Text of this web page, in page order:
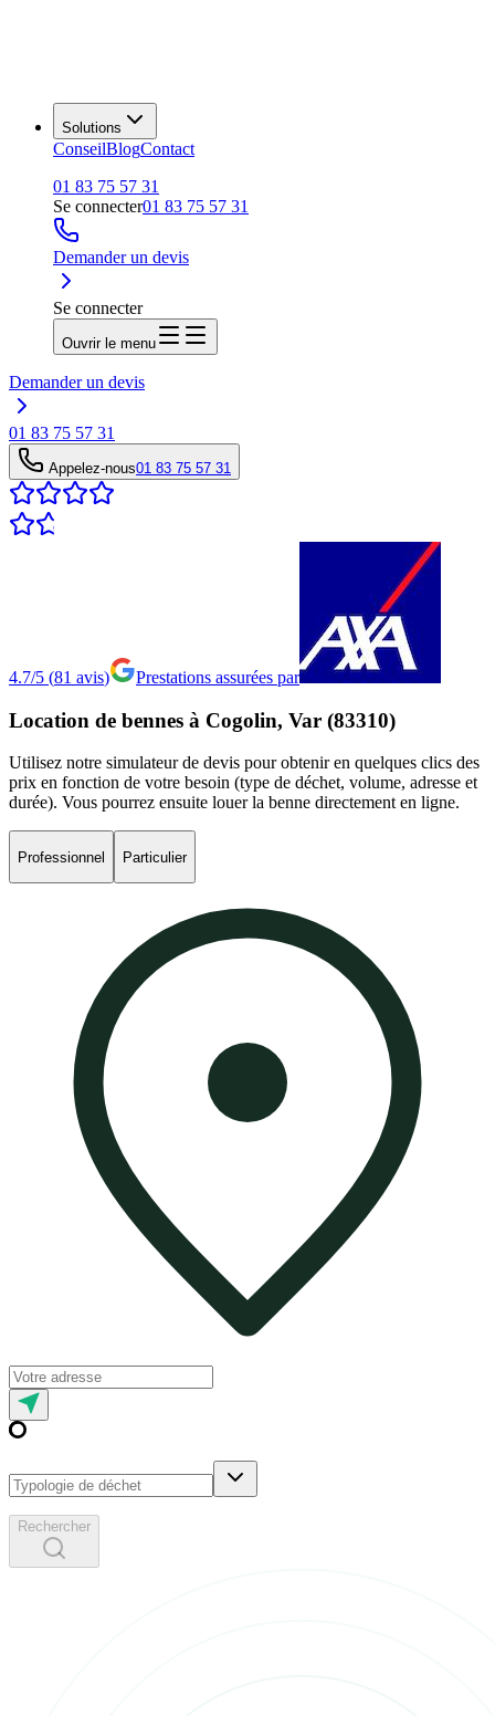
Solutions
ConseilBlogContact
01 83 75 57 31
Se connecter01 83 75 57 31
Demander un devis
Se connecter
Ouvrir le menu
Demander un devis
01 83 75 57 31
Appelez-nous01 83 75 57 31
4.7/5 (81 avis) Prestations assurées par
Location de bennes à Cogolin, Var (83310)
Utilisez notre simulateur de devis pour obtenir en quelques clics des
prix en fonction de votre besoin (type de déchet, volume, adresse et
durée). Vous pourrez ensuite louer la benne directement en ligne.
Professionnel Particulier
Rechercher